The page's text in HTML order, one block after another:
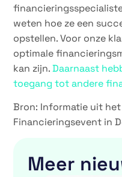
weten hoe ze een
opstellen. Voor onze
optimale
kan zijn.Daarnaast
toegang tot andere
Bron: Informatie uit
Financieringsevent in
Meer